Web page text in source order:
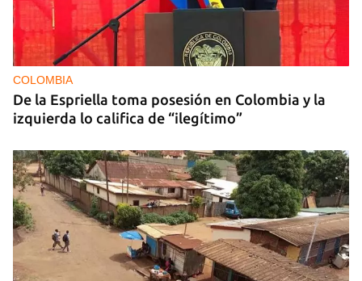
COLOMBIA
De la Espriella toma posesión en Colombia y la
izquierda lo califica de “ilegítimo”